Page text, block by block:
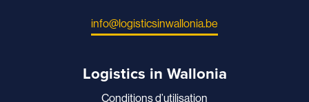
info@logisticsinwallonia.be
Logistics in Wallonia
Conditions d’utilisation